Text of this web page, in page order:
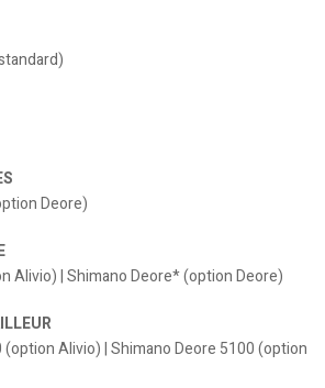
Deore)
Alivio) | Shimano Deore* (option Deore)
Alivio) | Shimano Deore 5100 (option